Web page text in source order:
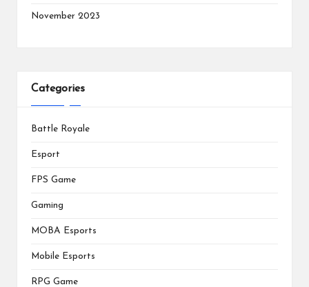
November 2023
Categories
Battle Royale
Esport
FPS Game
Gaming
MOBA Esports
Mobile Esports
RPG Game